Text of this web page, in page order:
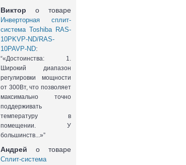
Виктор о товаре
Инверторная сплит-
система Toshiba RAS-
10PKVP-ND/RAS-
10PAVP-ND:
«Достоинства: 1.
Широкий диапазон
регулировки мощности
от 300Вт, что позволяет
максимально точно
поддерживать
температуру в
помещении. У
большинств...»
Андрей о товаре
Сплит-система